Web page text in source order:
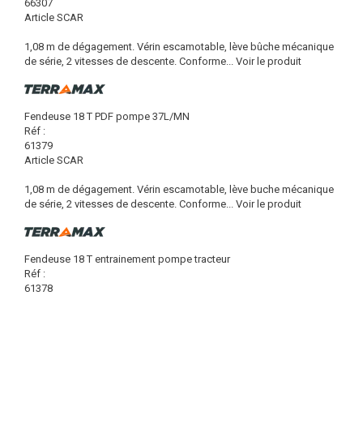
66307
Article SCAR
1,08 m de dégagement. Vérin escamotable, lève bûche mécanique
de série, 2 vitesses de descente. Conforme... Voir le produit
Fendeuse 18 T PDF pompe 37L/MN
Réf :
61379
Article SCAR
1,08 m de dégagement. Vérin escamotable, lève buche mécanique
de série, 2 vitesses de descente. Conforme... Voir le produit
Fendeuse 18 T entrainement pompe tracteur
Réf :
61378